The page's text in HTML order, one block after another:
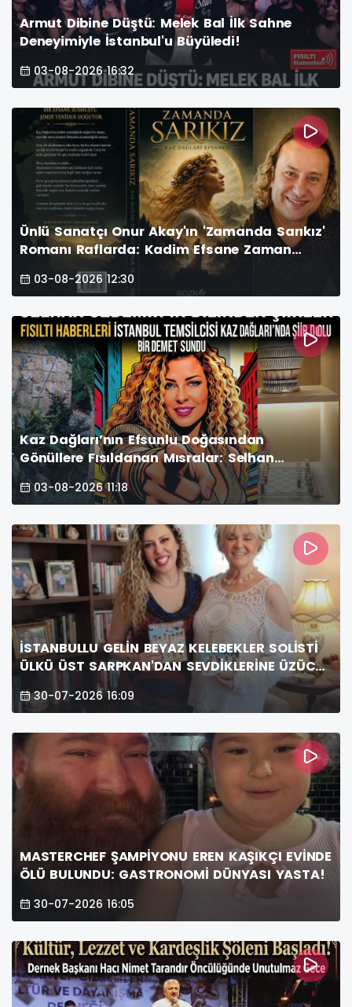
Armut Dibine Düştü: Melek Bal İlk Sahne
Deneyimiyle İstanbul'u Büyüledi!
03-08-2026 16:32
Ünlü Sanatçı Onur Akay'ın 'Zamanda Sarıkız'
Romanı Raflarda: Kadim Efsane Zaman
Yolculuğuyla Yeniden Canlanıyor!
03-08-2026 12:30
Kaz Dağları’nın Efsunlu Doğasından
Gönüllere Fısıldanan Mısralar: Selhan
Özdemir Kimdir, Vizyonu ve Şiir Dünyası
03-08-2026 11:18
İSTANBULLU GELİN BEYAZ KELEBEKLER SOLİSTİ
ÜLKÜ ÜST SARPKAN'DAN SEVDİKLERİNE ÜZÜCÜ
30-07-2026 16:09
MASTERCHEF ŞAMPİYONU EREN KAŞIKÇI EVİNDE
ÖLÜ BULUNDU: GASTRONOMİ DÜNYASI YASTA!
30-07-2026 16:05